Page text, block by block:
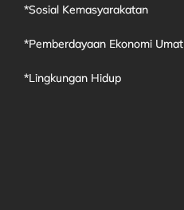
*Sosial Kemasyarakatan
*Pemberdayaan Ekonomi Umat
*Lingkungan Hidup